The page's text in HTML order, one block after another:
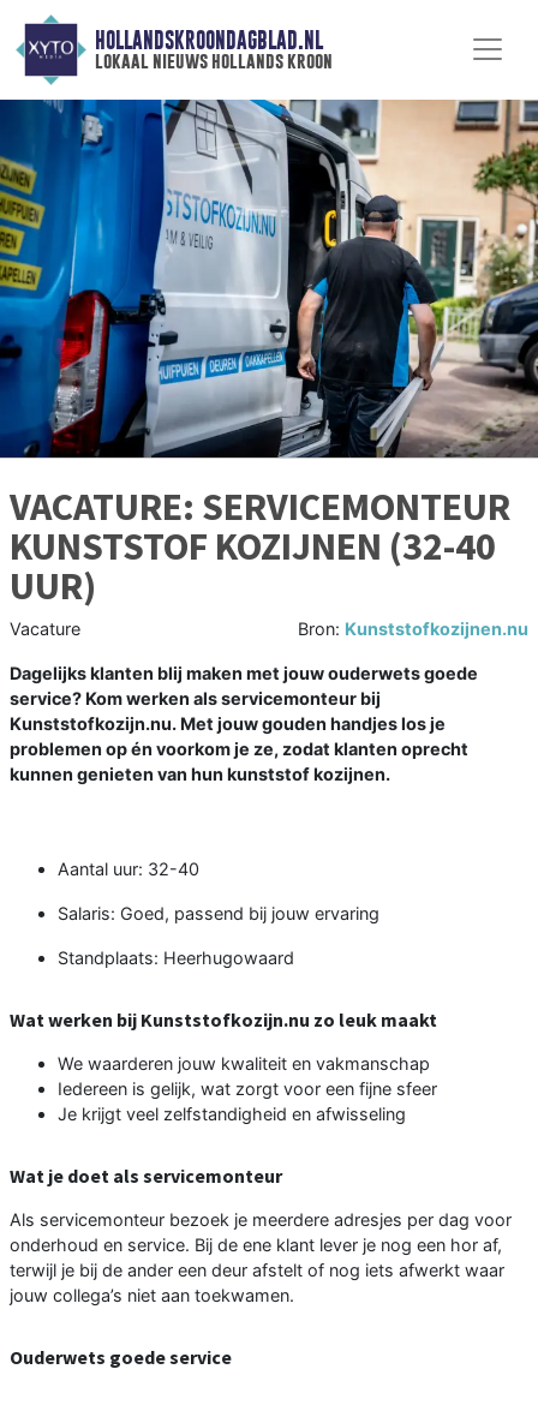
HOLLANDSKROONDAGBLAD.NL
lokaal nieuws hollands kroon
VACATURE: SERVICEMONTEUR
KUNSTSTOF KOZIJNEN (32-40
UUR)
Vacature Bron: Kunststofkozijnen.nu
Dagelijks klanten blij maken met jouw ouderwets goede
service? Kom werken als servicemonteur bij
Kunststofkozijn.nu. Met jouw gouden handjes los je
problemen op én voorkom je ze, zodat klanten oprecht
kunnen genieten van hun kunststof kozijnen.
Aantal uur: 32-40
Salaris: Goed, passend bij jouw ervaring
Standplaats: Heerhugowaard
Wat werken bij Kunststofkozijn.nu zo leuk maakt
We waarderen jouw kwaliteit en vakmanschap
Iedereen is gelijk, wat zorgt voor een fijne sfeer
Je krijgt veel zelfstandigheid en afwisseling
Wat je doet als servicemonteur
Als servicemonteur bezoek je meerdere adresjes per dag voor
onderhoud en service. Bij de ene klant lever je nog een hor af,
terwijl je bij de ander een deur afstelt of nog iets afwerkt waar
jouw collega’s niet aan toekwamen.
Ouderwets goede service